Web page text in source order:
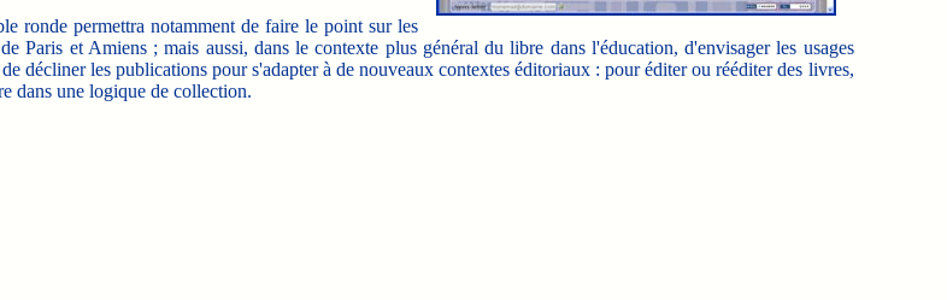
ronde permettra notamment de faire le point sur les
Paris et Amiens ; mais aussi, dans le contexte plus général du libre dans l'éducation, d'envisager les usages
décliner les publications pour s'adapter à de nouveaux contextes éditoriaux : pour éditer ou rééditer des livres,
dans une logique de collection.